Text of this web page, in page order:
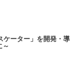
ケーター」を開発・導
～